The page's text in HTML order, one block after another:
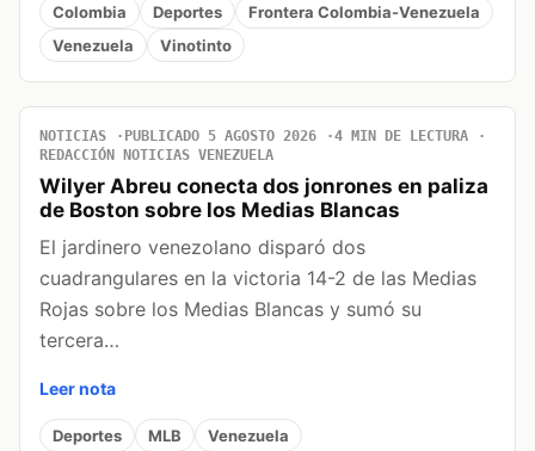
Colombia Deportes
Frontera Colombia-Venezuela
Venezuela
Vinotinto
NOTICIAS PUBLICADO 5 AGOSTO 2026
4 MIN DE LECTURA
REDACCIÓN NOTICIAS VENEZUELA
Wilyer Abreu conecta dos jonrones en paliza
de Boston sobre los Medias Blancas
El jardinero venezolano disparó dos
cuadrangulares en la victoria 14-2 de las Medias
Rojas sobre los Medias Blancas y sumó su
tercera…
Leer nota
Deportes MLB Venezuela